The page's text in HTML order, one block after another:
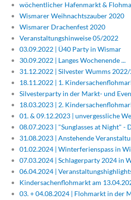
wöchentlicher Hafenmarkt &
Wismarer Weihnachtszauber 2020
Wismarer Drachenfest 2020
Veranstaltungshinweise 05/2022
03.09.2022 | Ü40 Party in Wismar
30.09.2022 | Langes Wochenende ...
31.12.2022 | Silvester Wumms
18.11.2022 | 1.
Silvesterparty in der Markt- und
18.03.2023 | 2.
01. & 09.12.2023 | unvergessliche
08.07.2023 | "Sunglasses at Night" -
31.08.2023 | Anstehende
01.02.2024 | Winterferienspass in
07.03.2024 | Schlagerparty 2024 in
06.04.2024 |
Kindersachenflohmarkt am
03. + 04.08.2024 | Flohmarkt in der